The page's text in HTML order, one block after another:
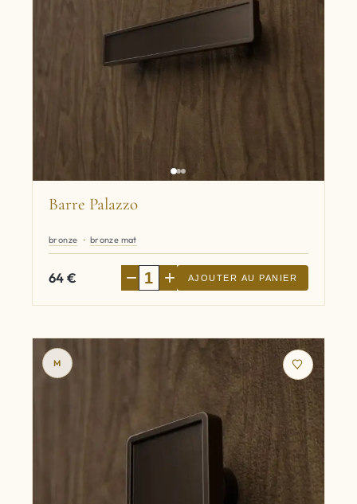
Barre Palazzo
bronze bronze mat
64€ − + AJOUTER AU PANIER
M